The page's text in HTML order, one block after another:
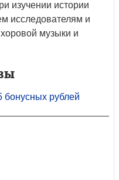
изучении истории
исследователям и
музыки и
бонусных рублей